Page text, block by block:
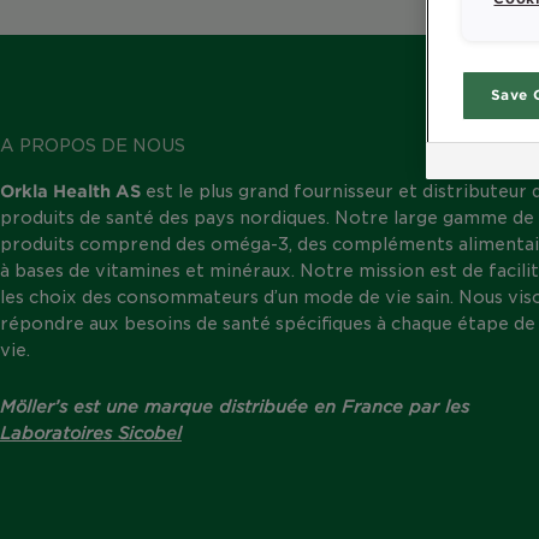
A PROPOS DE NOUS
Orkla Health AS est le plus grand fournisseur et distributeur
produits de santé des pays nordiques. Notre large gamme de
produits comprend des oméga-3, des compléments
à bases de vitamines et minéraux. Notre mission est de
les choix des consommateurs d’un mode de vie sain. Nous
répondre aux besoins de santé spécifiques à chaque étape de
vie.
Möller’s est une marque distribuée en France par les
Laboratoires Sicobel
Save